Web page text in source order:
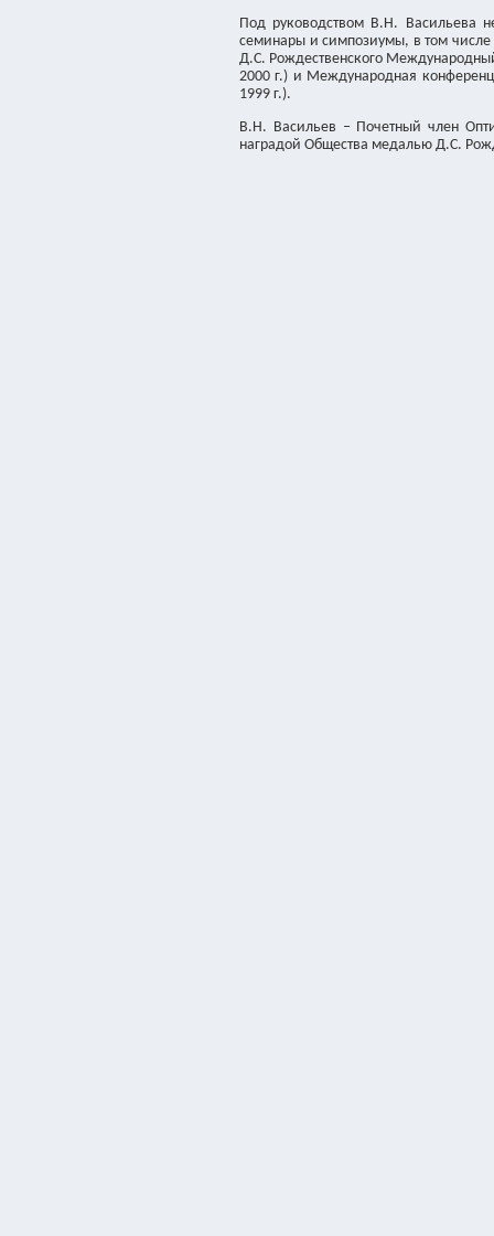
Под руководством В.Н. Васильева
семинары и симпозиумы, в том числе
Д.С. Рождественского
2000 г.) и Международная
1999 г.).
В.Н. Васильев – Почетный член
наградой Общества медалью Д.С.